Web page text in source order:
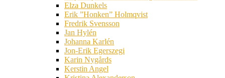
Elza Dunkels
Erik ”Honken” Holmqvist
Fredrik Svensson
Jan Hylén
Johanna Karlén
Jon-Erik Egerszegi
Karin Nygårds
Kerstin Angel